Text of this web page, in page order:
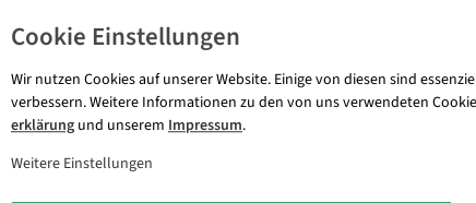
Wir nutzen Cookies auf unserer Website. Einige von diesen sind
verbessern. Weitere Informationen zu den von uns verwendeten
erklärung und unserem Impressum.
Weitere Einstellungen